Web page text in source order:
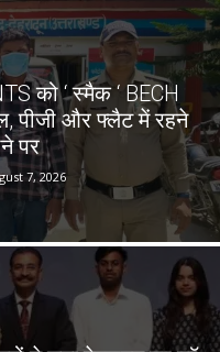
को ‘ स्मैक ‘ BECH
पीजी और फ्लैट में रहने
पर
7, 2026